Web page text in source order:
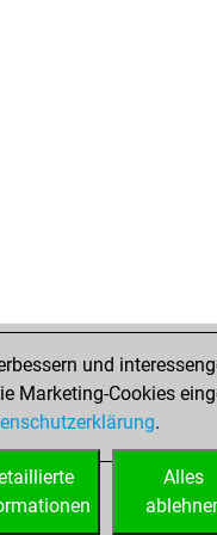
und
Marketing-Cookies
.
Alles